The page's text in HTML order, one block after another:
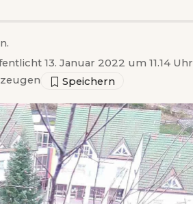
13. Januar 2022 um 11.14 Uhr